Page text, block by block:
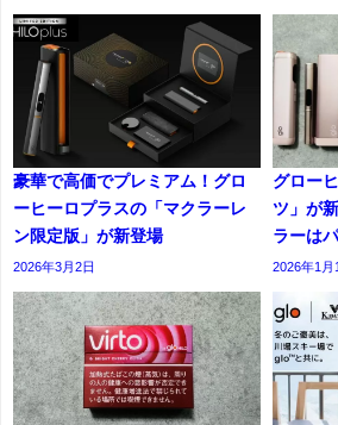
豪華で高価でプレミアム！グロ
ーヒーロプラスの「マクラーレ
ン限定版」が新登場
2026年3月2日
グロー
ツ」が
ラーは
2026年1月